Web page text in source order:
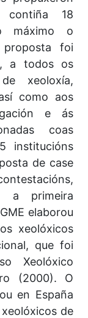
contiña 18
máximo o
foi
a todos os
xeoloxía,
como aos
e ás
coas
institucións
de case
a primeira
elaborou
xeolóxicos
que foi
Xeolóxico
(2000). O
en España
de